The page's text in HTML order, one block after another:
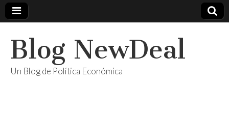
Blog NewDeal
Un Blog de Política Económica